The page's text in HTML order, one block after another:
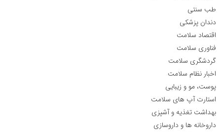
طب سنتی
دندان پزشکی
اقتصاد سلامت
فناوری سلامت
گردشگری سلامت
اخبار نظام سلامت
پوست، مو و زیبایی
استارت آپ های سلامت
بهداشت تغذیه و آشپزی
داروخانه ها و داروسازی